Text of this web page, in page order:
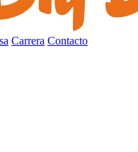
Carrera Contacto